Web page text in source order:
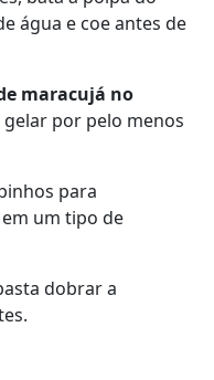
água e coe antes de
maracujá no
por pelo menos
para
um tipo de
dobrar a